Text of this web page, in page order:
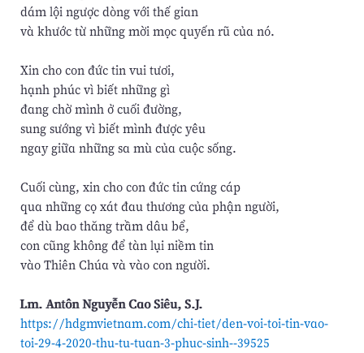
dám lội ngược dòng với thế gian
và khước từ những mời mọc quyến rũ của nó.
Xin cho con đức tin vui tươi,
hạnh phúc vì biết những gì
đang chờ mình ở cuối đường,
sung sướng vì biết mình được yêu
ngay giữa những sa mù của cuộc sống.
Cuối cùng, xin cho con đức tin cứng cáp
qua những cọ xát đau thương của phận người,
để dù bao thăng trầm dâu bể,
con cũng không để tàn lụi niềm tin
vào Thiên Chúa và vào con người.
Lm. Antôn Nguyễn Cao Siêu, S.J.
https://hdgmvietnam.com/chi-tiet/den-voi-toi-tin-vao-
toi-29-4-2020-thu-tu-tuan-3-phuc-sinh--39525